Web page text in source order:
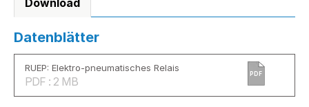
Download
Datenblätter
RUEP: Elektro-pneumatisches Relais
PDF : 2 MB
PDF